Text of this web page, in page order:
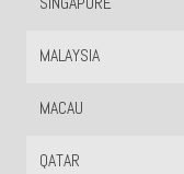
MALAYSIA
MACAU
QATAR